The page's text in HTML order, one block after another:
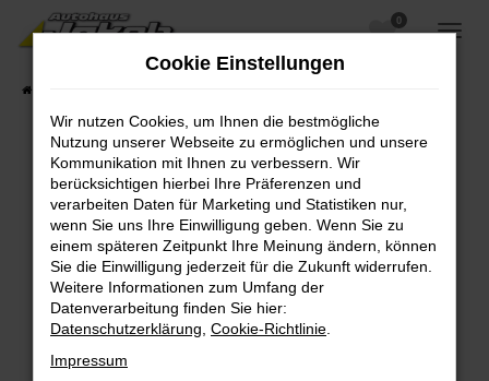
Zum
Hauptinhalt
0
Fehler: Network Error
Beim Laden ist ein Fehler aufgetreten.
Hier sind ein paar Tipps, die dir helfen können:
Überprüfe deine Firewall und deine
Internetverbindung.
Laden andere Webseiten, zum Beispiel deine
Suchmaschine?
Cookie Einstellungen
Wir nutzen Cookies, um Ihnen die bestmögliche
Nutzung unserer Webseite zu ermöglichen und unsere
Kommunikation mit Ihnen zu verbessern. Wir
berücksichtigen hierbei Ihre Präferenzen und
verarbeiten Daten für Marketing und Statistiken nur,
wenn Sie uns Ihre Einwilligung geben. Wenn Sie zu
einem späteren Zeitpunkt Ihre Meinung ändern, können
Sie die Einwilligung jederzeit für die Zukunft widerrufen.
Weitere Informationen zum Umfang der
Datenverarbeitung finden Sie hier:
Datenschutzerklärung Cookie-Richtlinie
Impressum